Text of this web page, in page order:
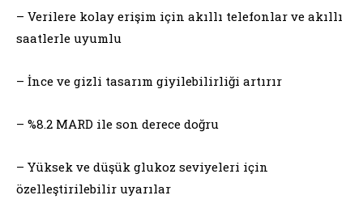
– Verilere kolay erişim için akıllı telefonlar ve akıllı
saatlerle uyumlu
– İnce ve gizli tasarım giyilebilirliği artırır
– %8.2 MARD ile son derece doğru
– Yüksek ve düşük glukoz seviyeleri için
özelleştirilebilir uyarılar